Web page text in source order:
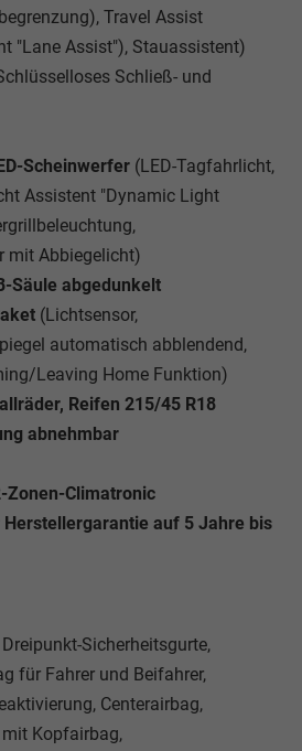
Travel Assist
"Lane Assist"), Stauassistent)
Schließ- und
Scheinwerfer (LED-Tagfahrlicht,
Assistent "Dynamic Light
mit Abbiegelicht)
Säule abgedunkelt
(Lichtsensor,
automatisch abblendend,
Leaving Home Funktion)
Reifen 215/45 R18
abnehmbar
Zonen-Climatronic
auf 5 Jahre bis
Sicherheitsgurte,
für Fahrer und Beifahrer,
Centerairbag,
Kopfairbag,